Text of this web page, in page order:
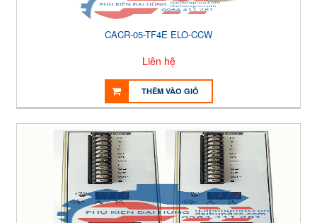
CACR-05-TF4E ELO-CCW
Liên hệ
THÊM VÀO GIỎ